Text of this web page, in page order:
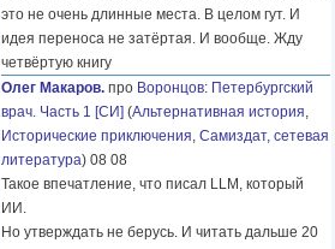
это не очень длинные места. В целом гут. И
идея переноса не затёртая. И вообще. Жду
четвёртую книгу
Олег Макаров. про Воронцов: Петербургский
врач. Часть 1 [СИ] (Альтернативная история,
Исторические приключения, Самиздат, сетевая
литература) 08 08
Такое впечатление, что писал LLM, который
ИИ.
Но утверждать не берусь. И читать дальше 20